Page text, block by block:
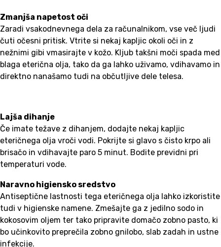
Zmanjša napetost oči
Zaradi vsakodnevnega dela za računalnikom, vse več ljudi
čuti očesni pritisk. Vtrite si nekaj kapljic okoli oči in z
nežnimi gibi vmasirajte v kožo. Kljub takšni moči spada med
blaga eterična olja, tako da ga lahko uživamo, vdihavamo in
direktno nanašamo tudi na občutljive dele telesa.
Lajša dihanje
Če imate težave z dihanjem, dodajte nekaj kapljic
eteričnega olja vroči vodi. Pokrijte si glavo s čisto krpo ali
brisačo in vdihavajte paro 5 minut. Bodite previdni pri
temperaturi vode.
Naravno higiensko sredstvo
Antiseptične lastnosti tega eteričnega olja lahko izkoristite
tudi v higienske namene. Zmešajte ga z jedilno sodo in
kokosovim oljem ter tako pripravite domačo zobno pasto, ki
bo učinkovito preprečila zobno gnilobo, slab zadah in ustne
infekcije.